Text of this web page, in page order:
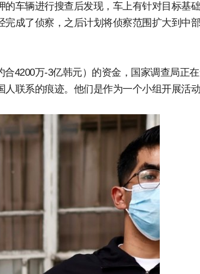
车辆进行搜查后发现，车上有针对目标基
成了侦察，之后计划将侦察范围扩大到中
4200万-3亿韩元）的资金，国家调查局正
联系的痕迹。他们是作为一个小组开展活